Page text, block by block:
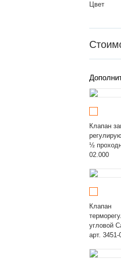
Цвет
Клапан
½
02.000
Клапан
угловой
арт. 3451-